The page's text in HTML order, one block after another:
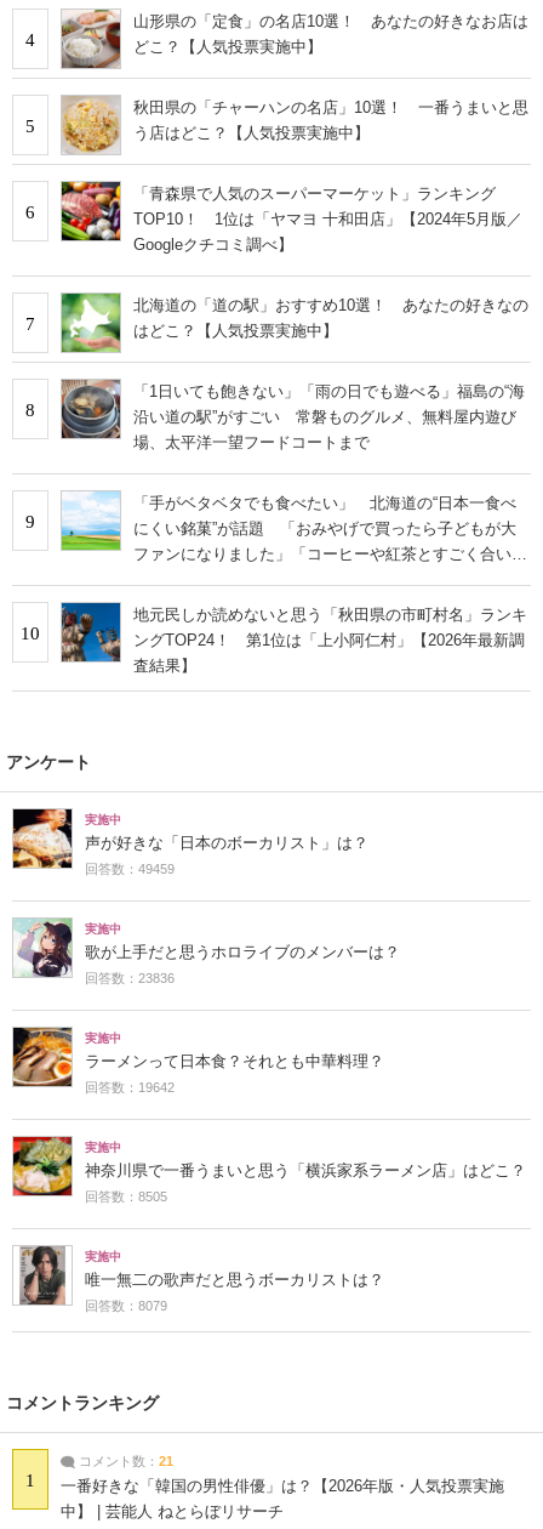
4
山形県の「定食」の名店10選！ あなたの好きなお店は
どこ？【人気投票実施中】
5
秋田県の「チャーハンの名店」10選！ 一番うまいと思
う店はどこ？【人気投票実施中】
6
「青森県で人気のスーパーマーケット」ランキング
TOP10！ 1位は「ヤマヨ 十和田店」【2024年5月版／
Googleクチコミ調べ】
7
北海道の「道の駅」おすすめ10選！ あなたの好きなの
はどこ？【人気投票実施中】
8
「1日いても飽きない」「雨の日でも遊べる」福島の“海
沿い道の駅”がすごい 常磐ものグルメ、無料屋内遊び
場、太平洋一望フードコートまで
9
「手がベタベタでも食べたい」 北海道の“日本一食べ
にくい銘菓”が話題 「おみやげで買ったら子どもが大
ファンになりました」「コーヒーや紅茶とすごく合いま
10
地元民しか読めないと思う「秋田県の市町村名」ランキ
ングTOP24！ 第1位は「上小阿仁村」【2026年最新調
査結果】
アンケート
実施中
声が好きな「日本のボーカリスト」は？
回答数：49459
実施中
歌が上手だと思うホロライブのメンバーは？
回答数：23836
実施中
ラーメンって日本食？それとも中華料理？
回答数：19642
実施中
神奈川県で一番うまいと思う「横浜家系ラーメン店」はどこ？
回答数：8505
実施中
唯一無二の歌声だと思うボーカリストは？
回答数：8079
コメントランキング
1
コメント数： 21
一番好きな「韓国の男性俳優」は？【2026年版・人気投票実施
中】 | 芸能人 ねとらぼリサーチ